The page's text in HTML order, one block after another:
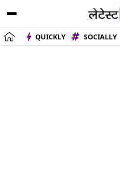
QUICKLY SOCIALLY